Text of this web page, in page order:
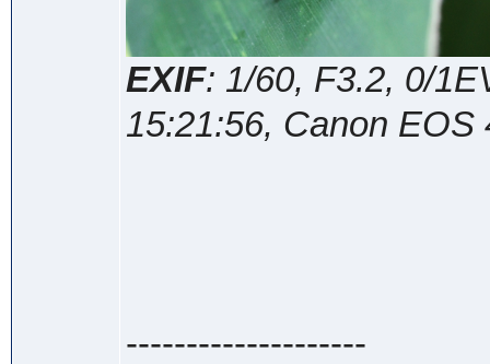
EXIF: 1/60, F3.2, 0/
15:21:56, Canon EOS
--------------------